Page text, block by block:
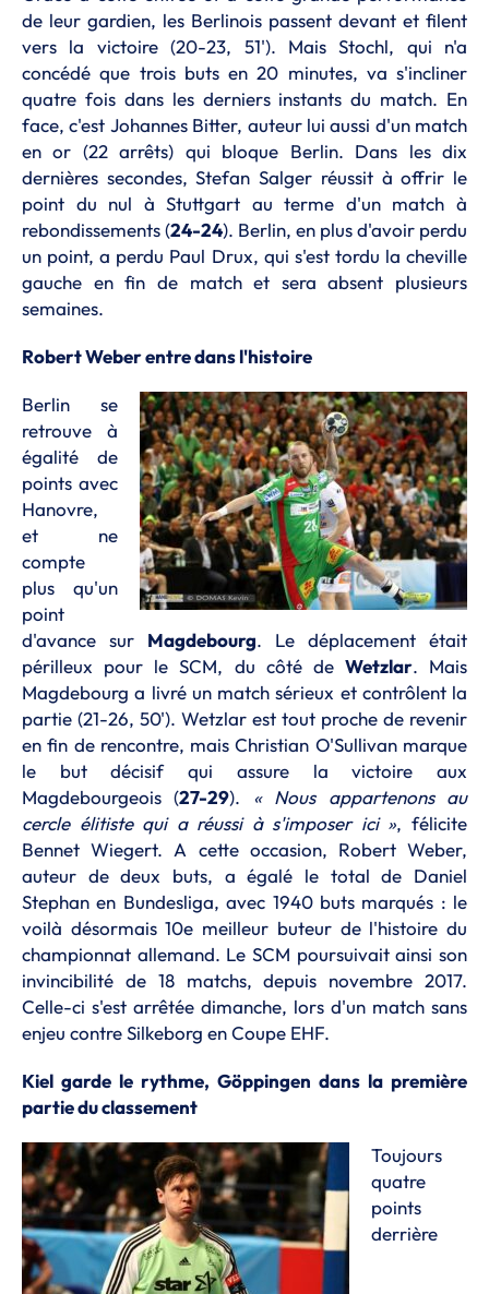
de leur gardien, les Berlinois passent devant et filent
vers la victoire (20-23, 51'). Mais Stochl, qui n'a
concédé que trois buts en 20 minutes, va s'incliner
quatre fois dans les derniers instants du match. En
face, c'est Johannes Bitter, auteur lui aussi d'un match
en or (22 arrêts) qui bloque Berlin. Dans les dix
dernières secondes, Stefan Salger réussit à offrir le
point du nul à Stuttgart au terme d'un match à
rebondissements (24-24). Berlin, en plus d'avoir perdu
un point, a perdu Paul Drux, qui s'est tordu la cheville
gauche en fin de match et sera absent plusieurs
semaines.
Robert Weber entre dans l'histoire
Berlin se
retrouve à
égalité de
points avec
Hanovre,
et ne
compte
plus qu'un
point
d'avance sur Magdebourg. Le déplacement était
périlleux pour le SCM, du côté de Wetzlar. Mais
Magdebourg a livré un match sérieux et contrôlent la
partie (21-26, 50'). Wetzlar est tout proche de revenir
en fin de rencontre, mais Christian O'Sullivan marque
le but décisif qui assure la victoire aux
Magdebourgeois (27-29). « Nous appartenons au
cercle élitiste qui a réussi à s'imposer ici », félicite
Bennet Wiegert. A cette occasion, Robert Weber,
auteur de deux buts, a égalé le total de Daniel
Stephan en Bundesliga, avec 1940 buts marqués : le
voilà désormais 10e meilleur buteur de l'histoire du
championnat allemand. Le SCM poursuivait ainsi son
invincibilité de 18 matchs, depuis novembre 2017.
Celle-ci s'est arrêtée dimanche, lors d'un match sans
enjeu contre Silkeborg en Coupe EHF.
Kiel garde le rythme, Göppingen dans la première
partie du classement
Toujours
quatre
points
derrière